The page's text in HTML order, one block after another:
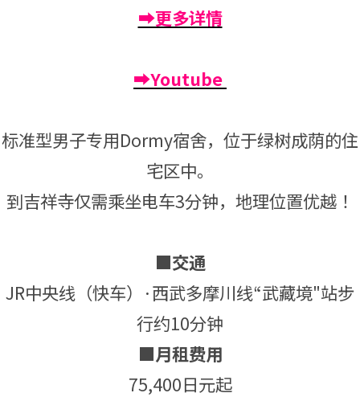
➡更多详情
➡Youtube
标准型男子专用Dormy宿舍，位于绿树成荫的住
宅区中。
到吉祥寺仅需乘坐电车3分钟，地理位置优越！
■交通
JR中央线（快车）·西武多摩川线“武藏境"站步
行约10分钟
■月租费用
75,400日元起